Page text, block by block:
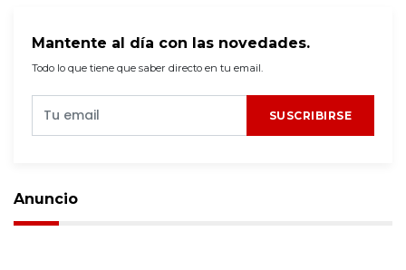
Mantente al día con las novedades.
Todo lo que tiene que saber directo en tu email.
SUSCRIBIRSE
Anuncio